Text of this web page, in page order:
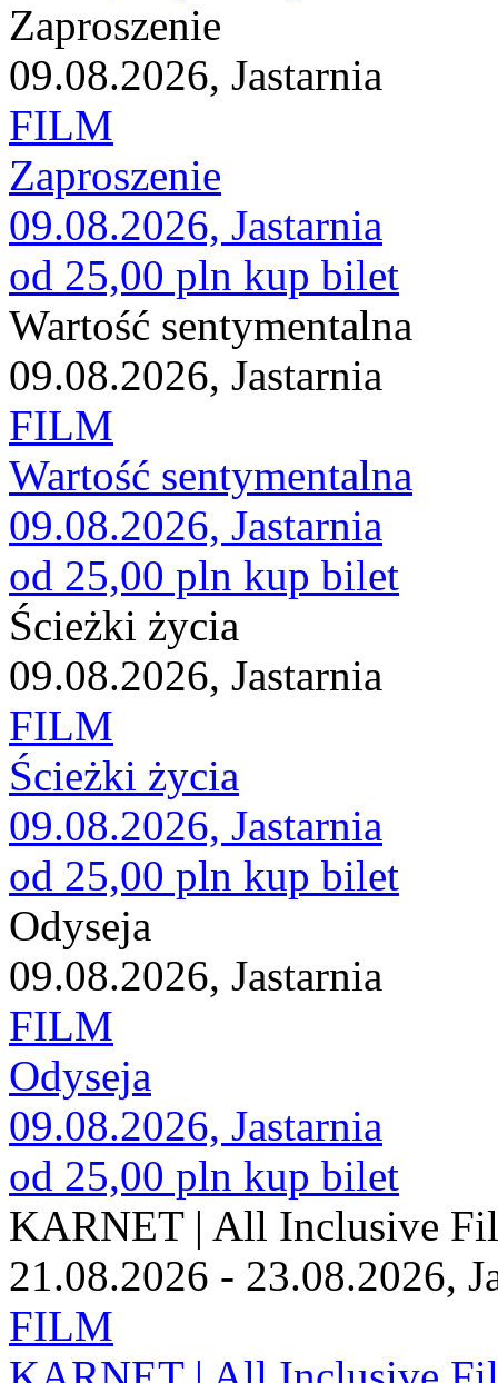
Zaproszenie
09.08.2026, Jastarnia
FILM
Zaproszenie
09.08.2026, Jastarnia
od 25,00 pln kup bilet
Wartość sentymentalna
09.08.2026, Jastarnia
FILM
Wartość sentymentalna
09.08.2026, Jastarnia
od 25,00 pln kup bilet
Ścieżki życia
09.08.2026, Jastarnia
FILM
Ścieżki życia
09.08.2026, Jastarnia
od 25,00 pln kup bilet
Odyseja
09.08.2026, Jastarnia
FILM
Odyseja
09.08.2026, Jastarnia
od 25,00 pln kup bilet
KARNET | All Inclusive
21.08.2026 - 23.08.2026,
FILM